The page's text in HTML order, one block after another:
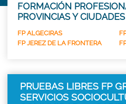
FORMACIÓN
PROVINCIAS Y CIUDADES
FP ALGECIRAS
FP JEREZ DE LA FRONTERA
PRUEBAS LIBRES FP
SERVICIOS